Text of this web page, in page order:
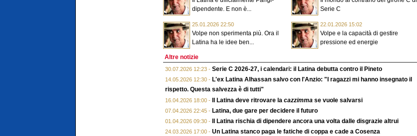
dipendente. E non è...
Serie C
25.01.2026 22:50
Volpe non sperimenta più. Ora il
Latina ha le idee ben...
22.01.2026 15:02
Volpe e la capacità di gestire
pressione ed energie
Altre notizie
30.07.2026 12:23 - Serie C 2026-27, i calendari: il Latina debutta contro il Pineto
14.05.2026 12:30 - L'ex Latina Alhassan salvo con l'Anzio: "I ragazzi mi hanno insegnato il
rispetto. Questa salvezza è di tutti"
16.04.2026 18:00 - Il Latina deve ritrovare la cazzimma se vuole salvarsi
07.04.2026 22:45 - Latina, due gare per decidere il futuro
01.04.2026 09:30 - Il Latina rischia di dipendere ancora una volta dalle disgrazie altrui
24.03.2026 17:00 - Un Latina stanco paga le fatiche di coppa e cade a Cosenza